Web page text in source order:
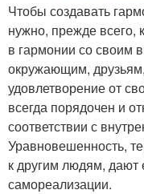
Чтобы создавать
нужно, прежде всего,
в гармонии со своим
окружающим,
удовлетворение от
всегда порядочен и
соответствии с
Уравновешенность,
к другим людям,
самореализации.